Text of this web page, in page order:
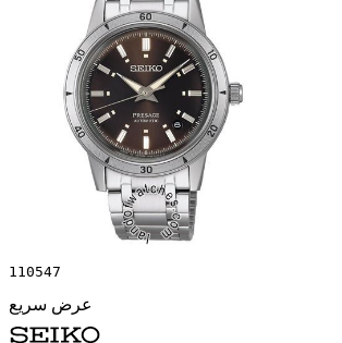
110547
عرض سريع